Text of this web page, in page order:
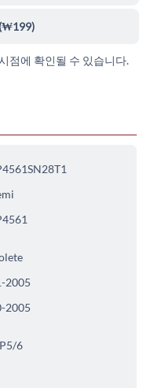
(₩199)
점에 확인될 수 있습니다.
2005
2005
6